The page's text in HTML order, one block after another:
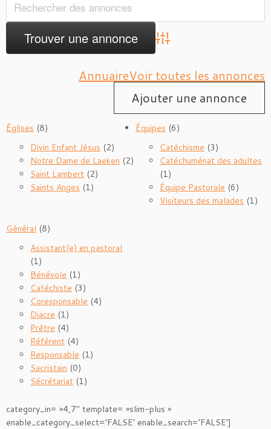
Advanced Search
AnnuaireVoir toutes les annonces
Ajouter une annonce
Églises (8)
Divin Enfant Jésus (2)
Notre Dame de Laeken (2)
Saint Lambert (2)
Saints Anges (1)
Équipes (6)
Catéchisme (3)
Catéchuménat des adultes
(1)
Équipe Pastorale (6)
Visiteurs des malades (1)
Général (8)
Assistant(e) en pastoral
(1)
Bénévole (1)
Catéchiste (3)
Coresponsable (4)
Diacre (1)
Prêtre (4)
Référent (4)
Responsable (1)
Sacristain (0)
Sécrétariat (1)
category_in= »4,7″ template= »slim-plus »
enable_category_select=’FALSE’ enable_search=’FALSE’]